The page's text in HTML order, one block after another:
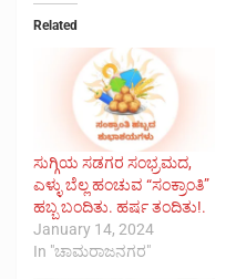
Related
ಸುಗ್ಗಿಯ ಸಡಗರ ಸಂಭ್ರಮದ,
ಎಳ್ಳು ಬೆಲ್ಲ ಹಂಚುವ “ಸಂಕ್ರಾಂತಿ”
ಹಬ್ಬ ಬಂದಿತು. ಹರ್ಷ ತಂದಿತು!.
January 14, 2024
In "ಚಾಮರಾಜನಗರ"